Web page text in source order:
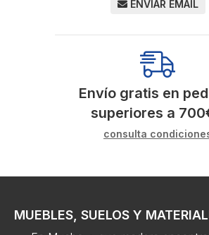
ENVIAR EMAIL
Envío gratis en
superiores a 700
consulta
MUEBLES, SUELOS Y